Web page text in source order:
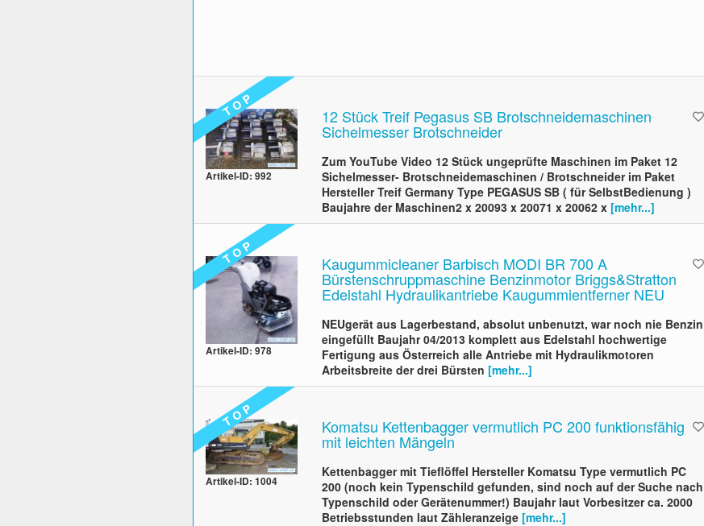
T O P
Artikel-ID: 992
12 Stück Treif Pegasus SB Brotschneidemaschinen
Sichelmesser Brotschneider
Zum YouTube Video 12 Stück ungeprüfte Maschinen im Paket 12
Sichelmesser- Brotschneidemaschinen / Brotschneider im Paket
Hersteller Treif Germany Type PEGASUS SB ( für SelbstBedienung )
Baujahre der Maschinen2 x 20093 x 20071 x 20062 x [mehr...]
T O P
Artikel-ID: 978
Kaugummicleaner Barbisch MODI BR 700 A
Bürstenschruppmaschine Benzinmotor Briggs&Stratton
Edelstahl Hydraulikantriebe Kaugummientferner NEU
NEUgerät aus Lagerbestand, absolut unbenutzt, war noch nie Benzin
eingefüllt Baujahr 04/2013 komplett aus Edelstahl hochwertige
Fertigung aus Österreich alle Antriebe mit Hydraulikmotoren
Arbeitsbreite der drei Bürsten [mehr...]
T O P
Artikel-ID: 1004
Komatsu Kettenbagger vermutlich PC 200 funktionsfähig
mit leichten Mängeln
Kettenbagger mit Tieflöffel Hersteller Komatsu Type vermutlich PC
200 (noch kein Typenschild gefunden, sind noch auf der Suche nach
Typenschild oder Gerätenummer!) Baujahr laut Vorbesitzer ca. 2000
Betriebsstunden laut Zähleranzeige [mehr...]